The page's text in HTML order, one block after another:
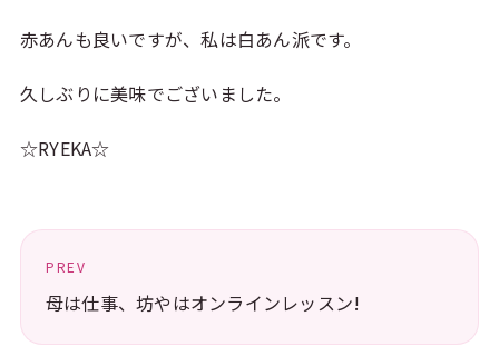
赤あんも良いですが、私は白あん派です。
久しぶりに美味でございました。
☆RYEKA☆
PREV
母は仕事、坊やはオンラインレッスン!